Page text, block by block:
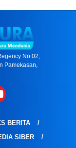
No.02,
Pamekasan,
BERITA
SIBER